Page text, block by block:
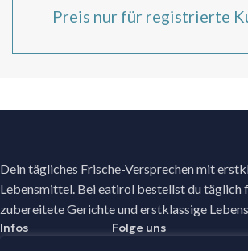
Preis nur für registrierte
Dein tägliches Frische-Versprechen mit
Lebensmittel. Bei eatirol bestellst du täglich
zubereitete Gerichte und erstklassige
Infos Folge uns